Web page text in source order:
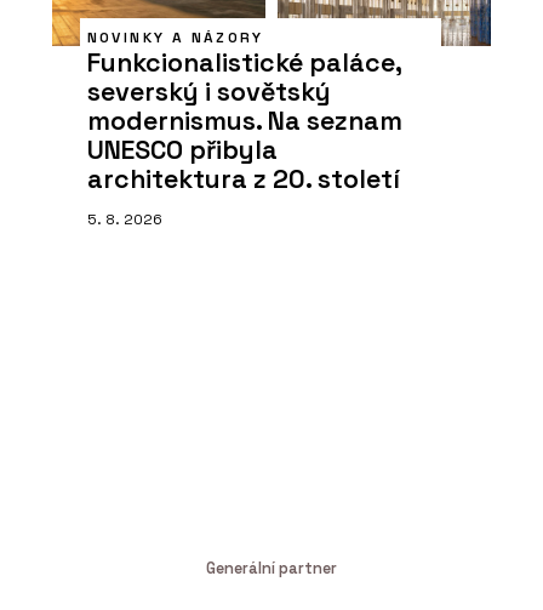
NOVINKY A NÁZORY
Funkcionalistické paláce,
severský i sovětský
modernismus. Na seznam
UNESCO přibyla
architektura z 20. století
5. 8. 2026
Generální partner